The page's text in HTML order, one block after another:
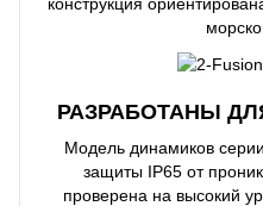
РАЗРАБОТАНЫ
Модель динамиков серии
защиты IP65 от
проверена на высокий